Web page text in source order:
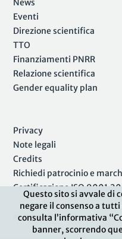
Questo sito si avvale di
negare il consenso a
consulta l’informativa
banner, scorrendo
News
Eventi
Direzione scientifica
TTO
Finanziamenti PNRR
Relazione scientifica
Gender equality plan
Privacy
Note legali
Credits
Richiedi patrocinio e
Certificazione ISO
Area Riservata